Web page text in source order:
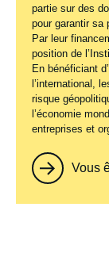
partie sur des
pour garantir sa
Par leur
position de
En bénéficiant
l’international,
risque
l’économie
entreprises et
Vous